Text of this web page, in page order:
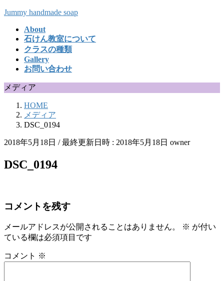
コ
キ
ナ
に
Jummy handmade soap
About
石けん教室について
クラスの種類
Gallery
お問い合わせ
メディア
HOME
メディア
DSC_0194
2018年5月18日 / 最終更新日時 : 2018年5月18日 owner
DSC_0194
コメントを残す
メールアドレスが公開されることはありません。 ※ が付い
ている欄は必須項目です
コメント ※